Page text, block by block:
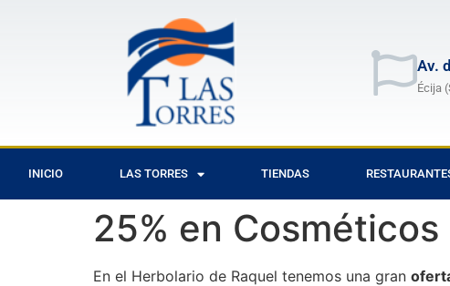
Av.
Écija
INICIO LAS TORRES TIENDAS
25% en
En el Herbolario de Raquel tenemos una gran